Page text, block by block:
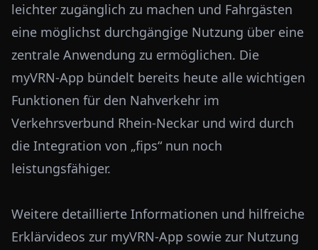
leichter zugänglich zu machen und Fahrgästen
eine möglichst durchgängige Nutzung über eine
zentrale Anwendung zu ermöglichen. Die
myVRN-App bündelt bereits heute alle wichtigen
Funktionen für den Nahverkehr im
Verkehrsverbund Rhein-Neckar und wird durch
die Integration von „fips“ nun noch
leistungsfähiger.
Weitere detaillierte Informationen und hilfreiche
Erklärvideos zur myVRN-App sowie zur Nutzung